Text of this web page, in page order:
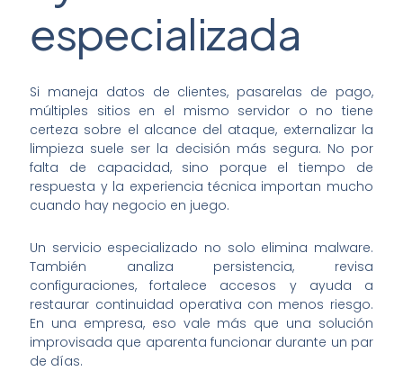
especializada
Si maneja datos de clientes, pasarelas de pago,
múltiples sitios en el mismo servidor o no tiene
certeza sobre el alcance del ataque, externalizar la
limpieza suele ser la decisión más segura. No por
falta de capacidad, sino porque el tiempo de
respuesta y la experiencia técnica importan mucho
cuando hay negocio en juego.
Un servicio especializado no solo elimina malware.
También analiza persistencia, revisa
configuraciones, fortalece accesos y ayuda a
restaurar continuidad operativa con menos riesgo.
En una empresa, eso vale más que una solución
improvisada que aparenta funcionar durante un par
de días.